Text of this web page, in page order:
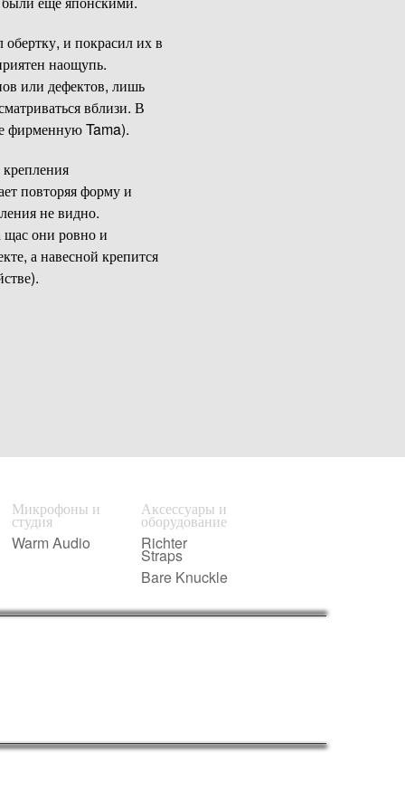
и покрасил их в
наощупь.
или дефектов, лишь
вблизи. В
фирменную Tama).
повторяя форму и
не видно.
щас они ровно и
а навесной крепится
Микрофоны и
студия
Warm Audio
Аксессуары и
оборудование
Richter
Straps
Bare Knuckle